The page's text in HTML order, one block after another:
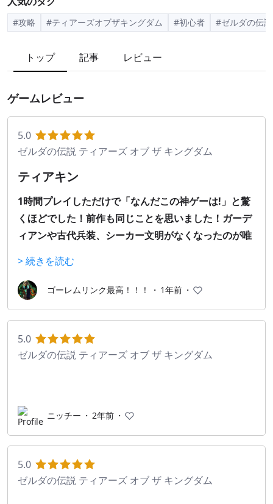
#攻略 #ティアーズオブザキングダム #初心者 #ゼルダの伝説
トップ 記事 レビュー
ゲームレビュー
5.0
ゼルダの伝説 ティアーズ オブ ザ キングダム
ティアキン
1時間プレイしただけで「なんだこの神ゲーは!」と驚
くほどでした！前作も同じことを思いました！ガーデ
ィアンや古代兵装、シーカー文明がなくなったのが唯
スイッチ２エディションもプレイしたいんですが、
スイッチ２持ってません。
ゼルダの伝説40年おめでとうございま
す!!!!!!!!!!!!!!!!!!!!!!!!!!!!!!!!!!!
> 続きを読む
ゴーレムリンク最高！！！ ・ 1年前 ・
5.0
ゼルダの伝説 ティアーズ オブ ザ キングダム
ニッチー ・ 2年前 ・
5.0
ゼルダの伝説 ティアーズ オブ ザ キングダム